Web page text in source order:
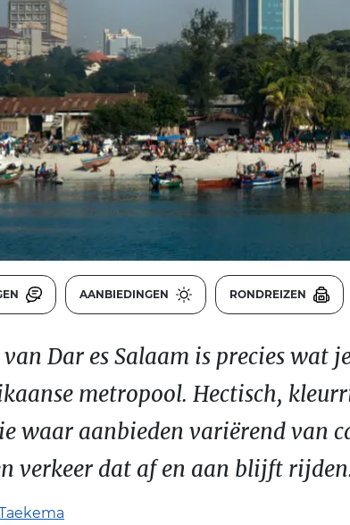
AANBIEDINGEN RONDREIZEN
Dar es Salaam is precies wat
metropool. Hectisch,
waar aanbieden variërend van
verkeer dat af en aan blijft